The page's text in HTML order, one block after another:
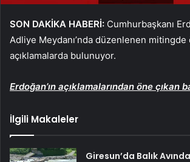
SON DAKİKA HABERİ: Cumhurbaşkanı
Adliye Meydanı’nda düzenlenen mitingde
açıklamalarda bulunuyor.
Erdoğan’ın açıklamalarından öne çıkan
İlgili Makaleler
Giresun’da Balık